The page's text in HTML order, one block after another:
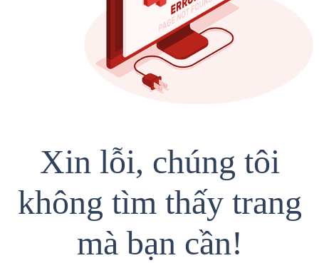
Xin lỗi, chúng tôi
không tìm thấy trang
mà bạn cần!